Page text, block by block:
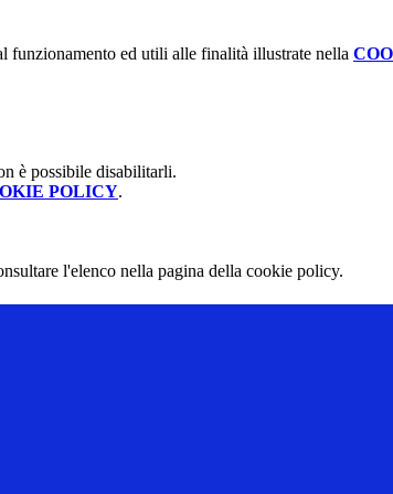
funzionamento ed utili alle finalità illustrate nella
è possibile disabilitarli.
POLICY.
l'elenco nella pagina della cookie policy.